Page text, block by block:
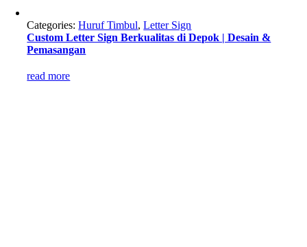
Categories:Huruf Timbul,Letter Sign
Custom Letter Sign Berkualitas di Depok | Desain &
Pemasangan
read more